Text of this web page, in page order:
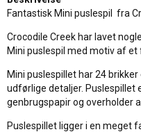
Fantastisk Mini puslespil fra
Crocodile Creek har lavet
Mini puslespil med motiv af et
Mini puslespillet har 24
udførlige detaljer.
genbrugspapir og overholder
Puslespillet ligger i en meget